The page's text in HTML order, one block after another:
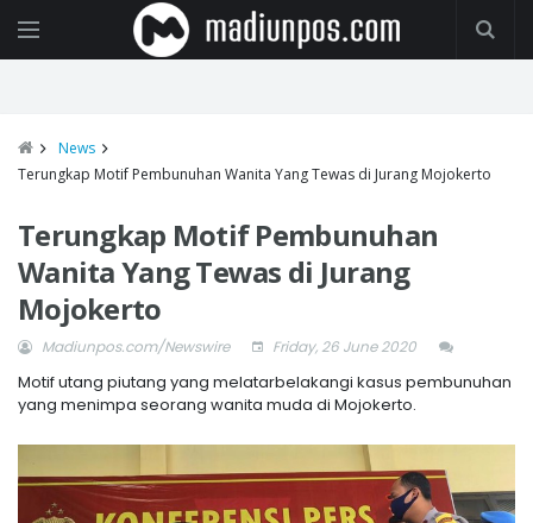
News
Terungkap Motif Pembunuhan Wanita Yang Tewas di Jurang Mojokerto
Terungkap Motif Pembunuhan
Wanita Yang Tewas di Jurang
Mojokerto
Madiunpos.com/Newswire Friday, 26 June 2020
Motif utang piutang yang melatarbelakangi kasus pembunuhan
yang menimpa seorang wanita muda di Mojokerto.